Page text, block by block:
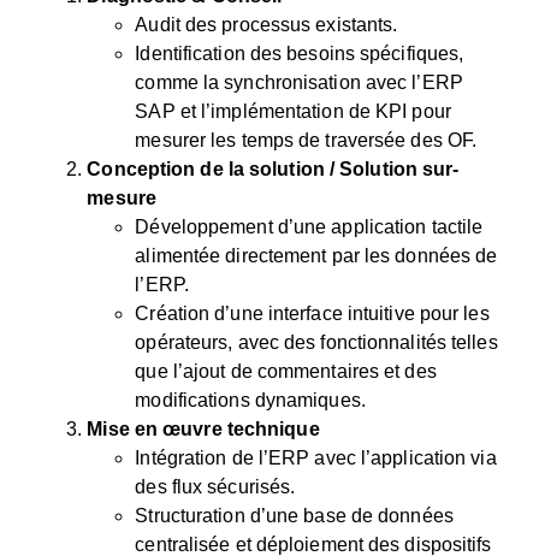
Audit des processus existants.
Identification des besoins spécifiques,
comme la synchronisation avec l’ERP
SAP et l’implémentation de KPI pour
mesurer les temps de traversée des OF.
Conception de la solution / Solution sur-
mesure
Développement d’une application tactile
alimentée directement par les données de
l’ERP.
Création d’une interface intuitive pour les
opérateurs, avec des fonctionnalités telles
que l’ajout de commentaires et des
modifications dynamiques.
Mise en œuvre technique
Intégration de l’ERP avec l’application via
des flux sécurisés.
Structuration d’une base de données
centralisée et déploiement des dispositifs